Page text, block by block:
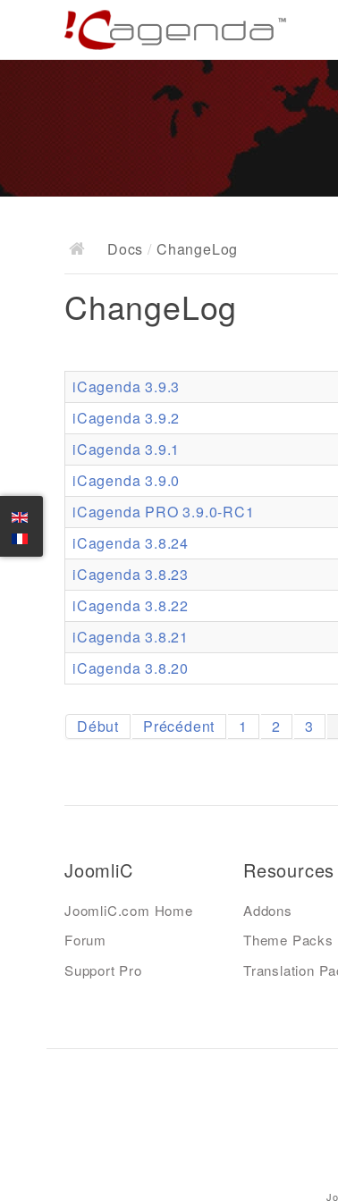
Docs / ChangeLog
ChangeLog
iCagenda 3.9.3
iCagenda 3.9.2
iCagenda 3.9.1
iCagenda 3.9.0
iCagenda PRO 3.9.0-RC1
iCagenda 3.8.24
iCagenda 3.8.23
iCagenda 3.8.22
iCagenda 3.8.21
iCagenda 3.8.20
Début Précédent 1 2 3
JoomliC
JoomliC.com Home
Forum
Support Pro
Resources
Addons
Theme Packs
Translation